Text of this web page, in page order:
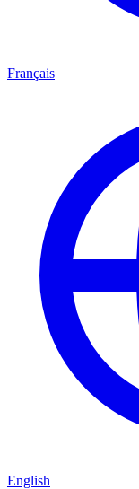
Français
English